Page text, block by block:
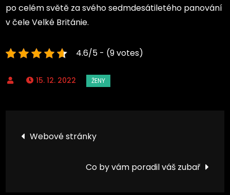
po celém světě za svého sedmdesátiletého panování
v čele Velké Británie.
4.6/5 - (9 votes)
15. 12. 2022
Navigace
Webové stránky
Co by vám poradil váš zubař